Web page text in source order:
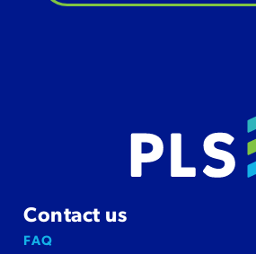
Contact us
FAQ